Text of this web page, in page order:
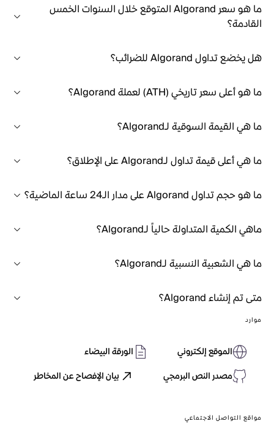
ما هو سعر Algorand المتوقع خلال السنوات الخمس
القادمة؟
هل يخضع تداول Algorand للضرائب؟
ما هو أعلى سعر تاريخي (ATH) لعملة Algorand؟
ما هي القيمة السوقية لـAlgorand؟
ما هي أعلى قيمة تداول لـAlgorand على الإطلاق؟
ما هو حجم تداول Algorand على مدار الـ24 ساعة الماضية؟
ماهي الكمية المتداولة حالياً لـAlgorand؟
ما هي الشعبية النسبية لـAlgorand؟
متى تم إنشاء Algorand؟
موارد
الموقع إلكتروني
الورقة البيضاء
مصدر النص البرمجي
بيان الإفصاح عن المخاطر
مواقع التواصل الاجتماعي